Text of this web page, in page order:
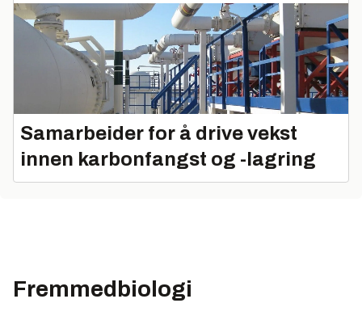
Samarbeider for å drive vekst
innen karbonfangst og -lagring
Fremmedbiologi